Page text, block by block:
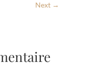
Next →